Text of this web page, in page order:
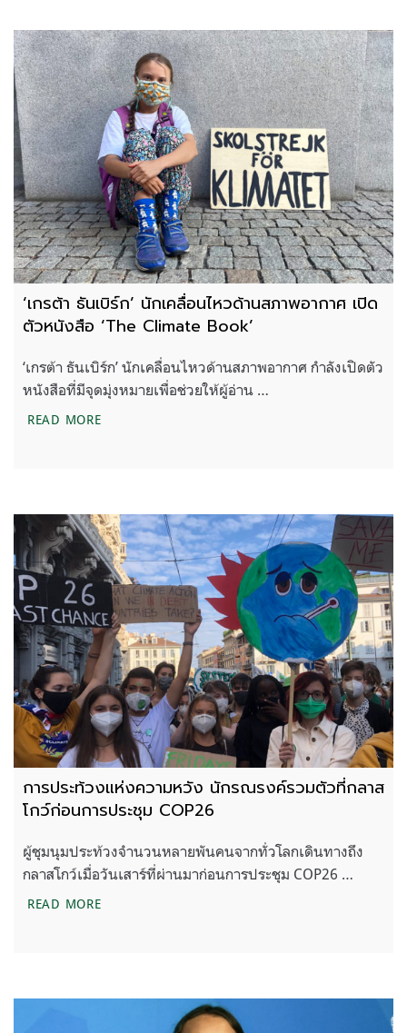
‘เกรต้า ธันเบิร์ก’ นักเคลื่อนไหวด้านสภาพอากาศ เปิด
ตัวหนังสือ ‘The Climate Book’
‘เกรต้า ธันเบิร์ก’ นักเคลื่อนไหวด้านสภาพอากาศ กำลังเปิดตัว
หนังสือที่มีจุดมุ่งหมายเพื่อช่วยให้ผู้อ่าน …
READ MORE‘เกรต้า ธันเบิร์ก’ นักเคลื่อนไหวด้านสภาพอากาศ เปิดตั
การประท้วงแห่งความหวัง นักรณรงค์รวมตัวที่กลาส
โกว์ก่อนการประชุม COP26
ผู้ชุมนุมประท้วงจำนวนหลายพันคนจากทั่วโลกเดินทางถึง
กลาสโกว์เมื่อวันเสาร์ที่ผ่านมาก่อนการประชุม COP26 …
READ MOREการประท้วงแห่งความหวัง นักรณรงค์รวมตัวที่กลาสโก